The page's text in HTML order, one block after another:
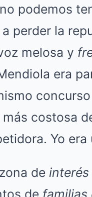
podemos
perder la
melosa y
era
costosa
Yo era
de
de familias